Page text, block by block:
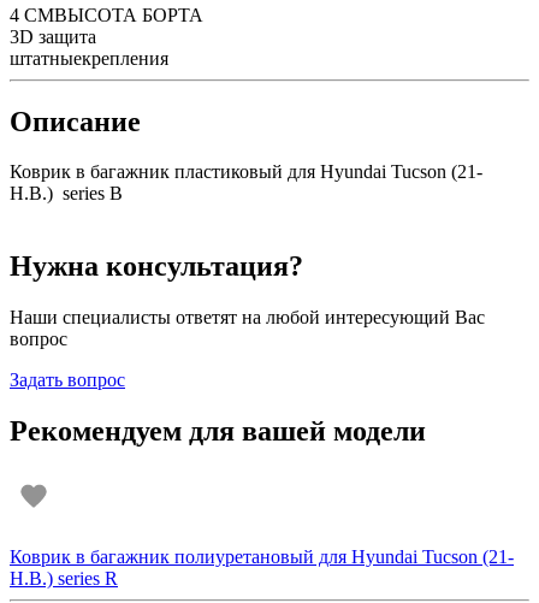
4 СМВЫСОТА БОРТА
3D защита
штатныекрепления
Описание
Коврик в багажник пластиковый для Hyundai Tucson (21-
Н.В.) series B
Нужна консультация?
Наши специалисты ответят на любой интересующий Вас
вопрос
Задать вопрос
Рекомендуем для вашей модели
Коврик в багажник полиуретановый для Hyundai Tucson (21-
Н.В.) series R